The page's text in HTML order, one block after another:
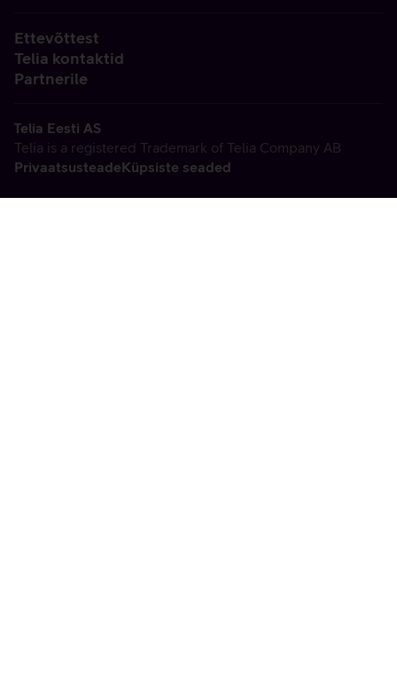
Ettevõttest
Telia kontaktid
Partnerile
Telia Eesti AS
Telia is a registered Trademark of Telia Company AB
PrivaatsusteadeKüpsiste seaded